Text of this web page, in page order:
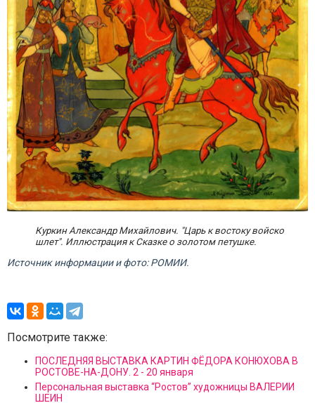
Куркин Александр Михайлович. "Царь к востоку войско
шлет". Иллюстрация к Сказке о золотом петушке.
Источник информации и фото: РОМИИ.
Посмотрите также:
ПОСЛЕДНЯЯ ВЫСТАВКА КАРТИН ФЁДОРА КОНЮХОВА В
РОСТОВЕ-НА-ДОНУ. 2 - 20 января
Персональная выставка “Ростов” художницы ВАЛЕРИИ
ШЕИН